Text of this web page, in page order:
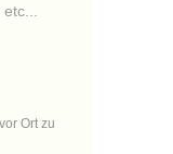
Ort zu